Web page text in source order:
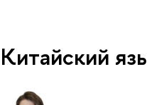
Китайский